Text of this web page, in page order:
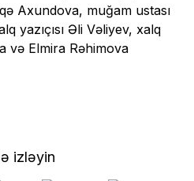
Axundova, muğam ustası
yazıçısı Əli Vəliyev, xalq
və Elmira Rəhimova
izləyin